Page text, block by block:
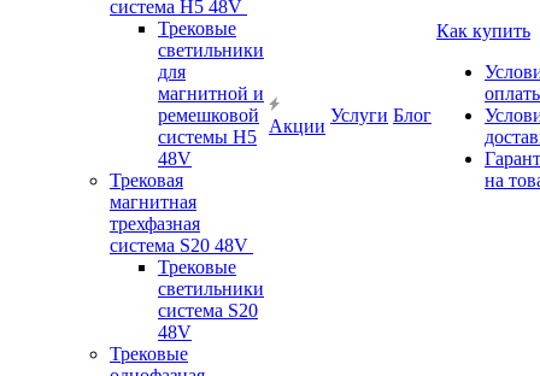
система H5 48V
Трековые
светильники
для
магнитной и
ремешковой
системы H5
48V
Трековая
магнитная
трехфазная
система S20 48V
Трековые
светильники
система S20
48V
Трековые
Акции
Услуги Блог
Как купить
на